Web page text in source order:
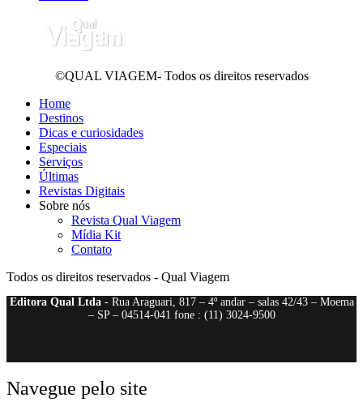
©QUAL VIAGEM- Todos os direitos reservados
Home
Destinos
Dicas e curiosidades
Especiais
Serviços
Últimas
Revistas Digitais
Sobre nós
Revista Qual Viagem
Mídia Kit
Contato
Todos os direitos reservados - Qual Viagem
Editora Qual Ltda- Rua Araguari, 817 – 4º andar – salas 42/43 – Moema
– SP – 04514-041 fone : (11) 3024-9500
Navegue pelo site